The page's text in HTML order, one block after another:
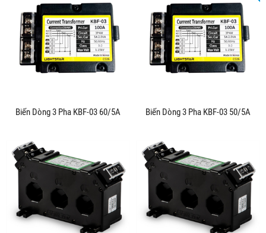
Biến Dòng 3 Pha KBF-03 60/5A Biến Dòng 3 Pha KBF-03 50/5A